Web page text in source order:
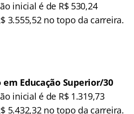
inicial é de R$ 530,24
3.555,52 no topo da carreira.
Educação Superior/30
inicial é de R$ 1.319,73
5.432,32 no topo da carreira.